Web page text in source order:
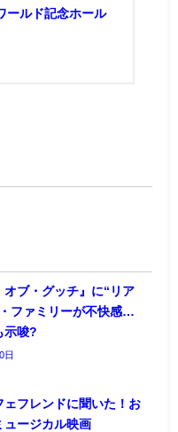
ールド記念ホール
オブ・グッチ』に“リア
ファミリーが不快感…
示唆?
日
ェフレンドに聞いた！お
ュージカル映画